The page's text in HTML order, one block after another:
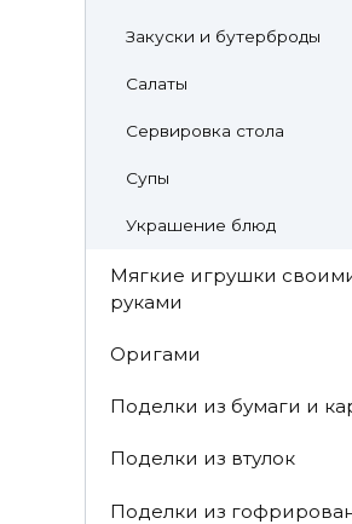
Закуски и бутерброды
Салаты
Сервировка стола
Супы
Украшение блюд
Мягкие игрушки
руками
Оригами
Поделки из бумаги и
Поделки из втулок
Поделки из